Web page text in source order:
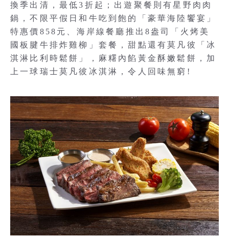
換季出清，最低3折起；出遊聚餐則有星野肉肉
鍋，不限平假日和牛吃到飽的「豪華海陸饗宴」
特惠價858元、海岸線餐廳推出8盎司「火烤美
國板腱牛排炸雞柳」套餐，甜點還有莫凡彼「冰
淇淋比利時鬆餅」，麻糬內餡黃金酥嫩鬆餅，加
上一球瑞士莫凡彼冰淇淋，令人回味無窮!